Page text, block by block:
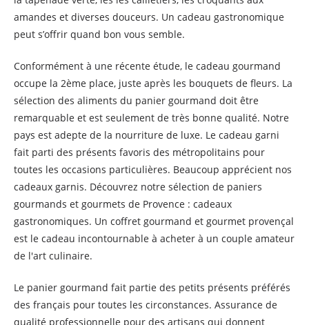
amandes et diverses douceurs. Un cadeau gastronomique
peut s’offrir quand bon vous semble.
Conformément à une récente étude, le cadeau gourmand
occupe la 2ème place, juste après les bouquets de fleurs. La
sélection des aliments du panier gourmand doit être
remarquable et est seulement de très bonne qualité. Notre
pays est adepte de la nourriture de luxe. Le cadeau garni
fait parti des présents favoris des métropolitains pour
toutes les occasions particulières. Beaucoup apprécient nos
cadeaux garnis. Découvrez notre sélection de paniers
gourmands et gourmets de Provence : cadeaux
gastronomiques. Un coffret gourmand et gourmet provençal
est le cadeau incontournable à acheter à un couple amateur
de l'art culinaire.
Le panier gourmand fait partie des petits présents préférés
des français pour toutes les circonstances. Assurance de
qualité professionnelle pour des artisans qui donnent